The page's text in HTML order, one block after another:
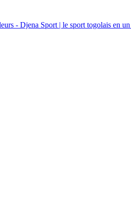
- Djena Sport | le sport togolais en